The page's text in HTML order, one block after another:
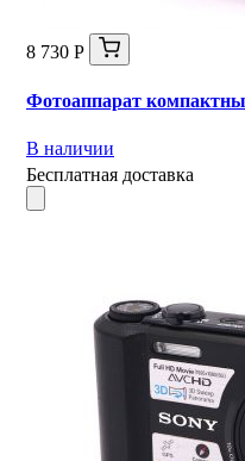
8 730 Р
Фотоаппарат
В наличии
Бесплатная доставка